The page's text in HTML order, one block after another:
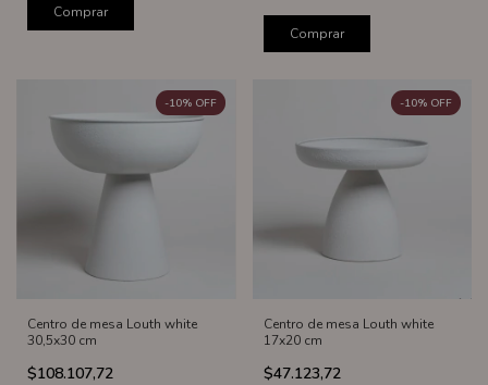
Comprar
Comprar
Centro de mesa Louth white
30,5x30 cm
$108.107,72
-10% OFF
Centro de mesa Louth white
17x20 cm
$47.123,72
-10% OFF